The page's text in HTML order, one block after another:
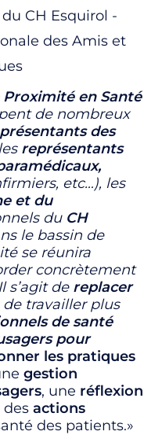
CH Esquirol -
des Amis et
en Santé
de nombreux
des
représentants
etc…), les
et du
du CH
le bassin de
se réunira
concrètement
Il s’agit de replacer
de travailler plus
de santé
pour
les pratiques
gestion
, une réflexion
actions
des patients.»